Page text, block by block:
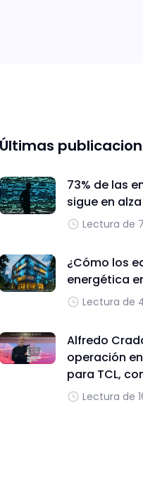
Últimas
73% de las
sigue en
Lectura de
¿Cómo los
energética
Lectura de
Alfredo
operación
para TCL,
Lectura de